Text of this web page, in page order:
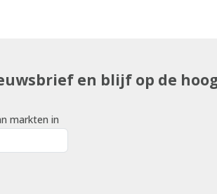
en blijf op de
markten in